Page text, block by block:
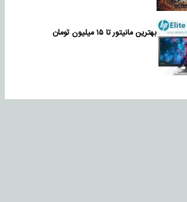
بهترین مانیتور تا ۱۵ میلیون تومان